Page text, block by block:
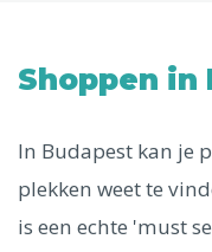
Phoenix
Shoppen in
In Budapest kan je
plekken weet te
is een echte 'must